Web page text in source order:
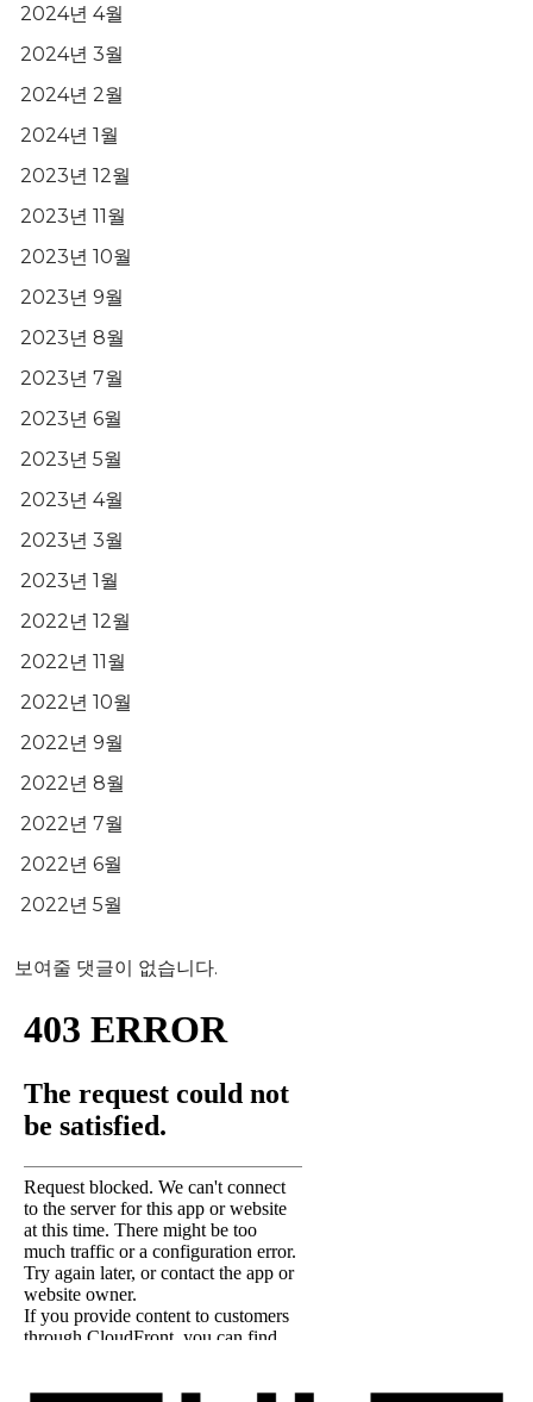
2024년 4월
2024년 3월
2024년 2월
2024년 1월
2023년 12월
2023년 11월
2023년 10월
2023년 9월
2023년 8월
2023년 7월
2023년 6월
2023년 5월
2023년 4월
2023년 3월
2023년 1월
2022년 12월
2022년 11월
2022년 10월
2022년 9월
2022년 8월
2022년 7월
2022년 6월
2022년 5월
보여줄 댓글이 없습니다.